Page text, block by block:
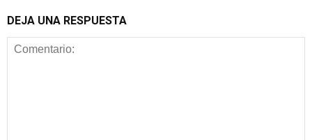
DEJA UNA RESPUESTA